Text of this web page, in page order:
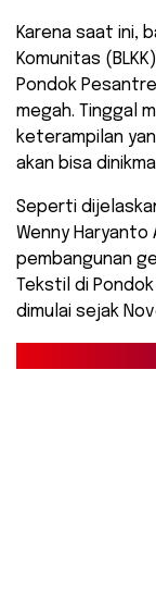
Karena saat ini,
Komunitas
Pondok
megah. Tinggal
keterampilan
akan bisa
Seperti
Wenny Haryanto
pembangunan
Tekstil di
dimulai sejak